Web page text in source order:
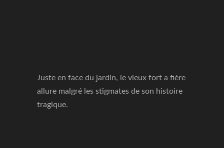
Juste en face du jardin, le vieux fort a fière
allure malgré les stigmates de son histoire
tragique.